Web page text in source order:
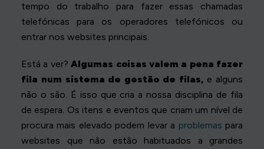
tempo do trabalho para fazer essas chamadas
telefónicas para os operadores telefónicos ou
entrar nos websites principais.
Está a ver?Algumas coisas valem a pena fazer
fila num sistema de gestão de filas, e alguns
não o são. É isso que cria a nossa disciplina de fila
de espera. Os itens e eventos que criam um nível de
procura mais elevado podem levar a problemas para
websites que não estão habituados a grandes